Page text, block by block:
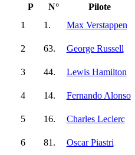
P N° Pilote
1
1. Max Verstappen
2 63. George Russell
3 44. Lewis Hamilton
4 14. Fernando Alonso
5 16. Charles Leclerc
6 81. Oscar Piastri